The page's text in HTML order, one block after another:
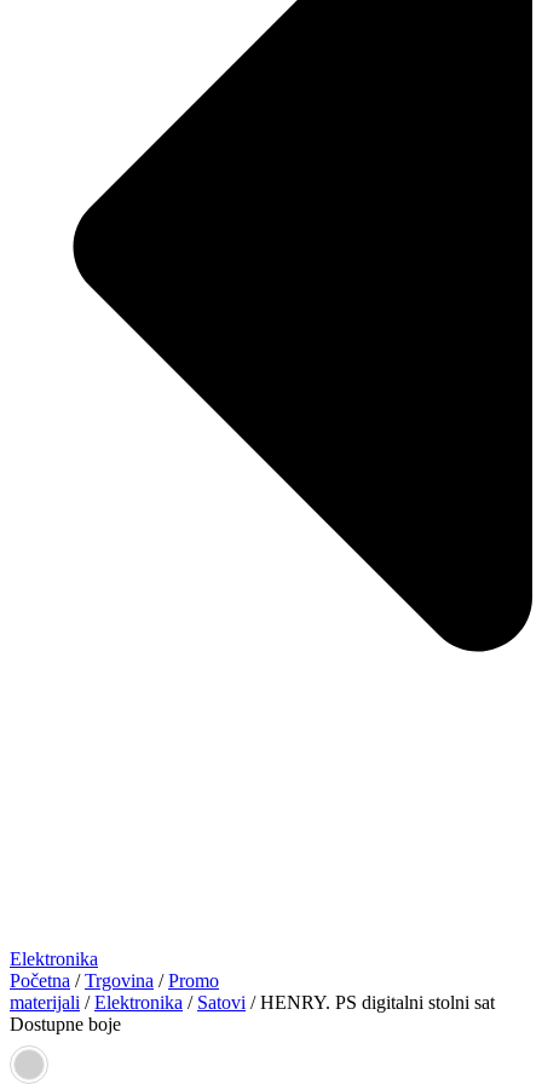
Elektronika
Početna /Trgovina /Promo
materijali /Elektronika / Satovi / HENRY. PS digitalni stolni sat
Dostupne boje